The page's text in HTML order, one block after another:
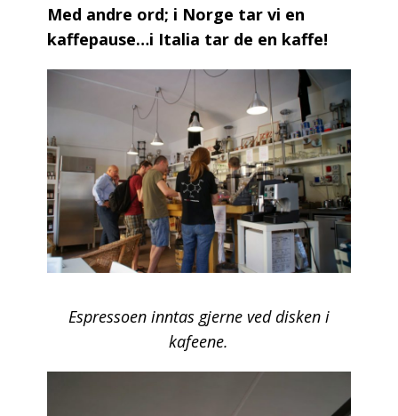
Med andre ord; i Norge tar vi en
kaffepause…i Italia tar de en kaffe!
Espressoen inntas gjerne ved disken i
kafeene.